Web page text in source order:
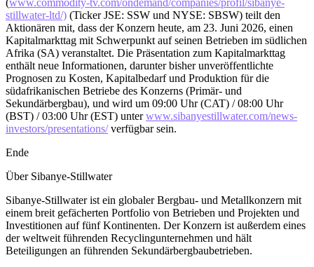
stillwater-ltd/) (Ticker JSE: SSW und NYSE: SBSW) teilt den
Aktionären mit, dass der Konzern heute, am 23. Juni 2026, einen
Kapitalmarkttag mit Schwerpunkt auf seinen Betrieben im südlichen
Afrika (SA) veranstaltet. Die Präsentation zum Kapitalmarkttag
enthält neue Informationen, darunter bisher unveröffentlichte
Prognosen zu Kosten, Kapitalbedarf und Produktion für die
südafrikanischen Betriebe des Konzerns (Primär- und
Sekundärbergbau), und wird um 09:00 Uhr (CAT) / 08:00 Uhr
(BST) / 03:00 Uhr (EST) unterwww.sibanyestillwater.com/news-
investors/presentations/verfügbar sein.
Ende
Über Sibanye-Stillwater
Sibanye-Stillwater ist ein globaler Bergbau- und Metallkonzern mit
einem breit gefächerten Portfolio von Betrieben und Projekten und
Investitionen auf fünf Kontinenten. Der Konzern ist außerdem eines
der weltweit führenden Recyclingunternehmen und hält
Beteiligungen an führenden Sekundärbergbaubetrieben.